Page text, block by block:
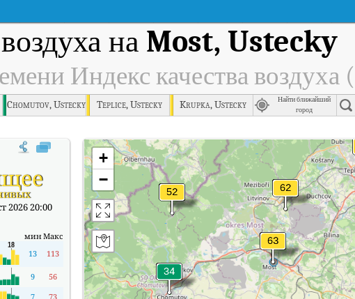
на Most, Ustecky
Индекс качества
Chomutov, Ustecky Teplice, Ustecky Krupka, Ustecky
Найти ближайший
город
воздуха (АКИ).
2026 20:00
минМакс
13 113
9
56
7
73
+
−